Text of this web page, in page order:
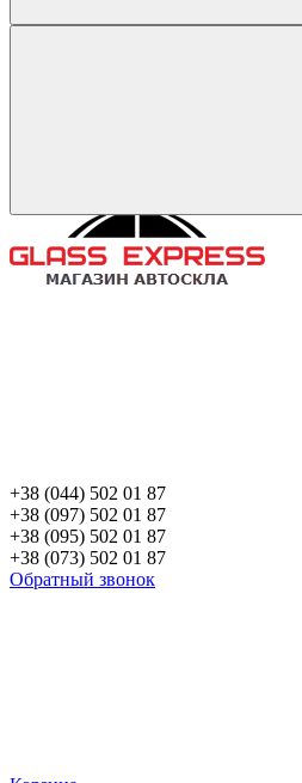
+38 (044) 502 01 87
+38 (097) 502 01 87
+38 (095) 502 01 87
+38 (073) 502 01 87
Обратный звонок